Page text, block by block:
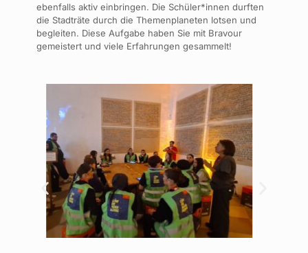
ebenfalls aktiv einbringen. Die Schüler*innen durften
die Stadträte durch die Themenplaneten lotsen und
begleiten. Diese Aufgabe haben Sie mit Bravour
gemeistert und viele Erfahrungen gesammelt!